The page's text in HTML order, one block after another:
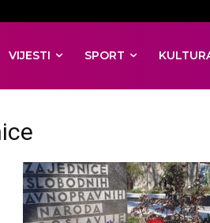
VIJESTI SPORT